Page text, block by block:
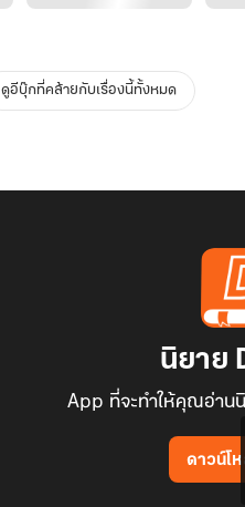
ดูอีบุ๊กที่คล้ายกับเรื่องนี้ทั้งหมด
นิยาย
App ที่จะทำให้คุณอ่าน
ดาวน์โ